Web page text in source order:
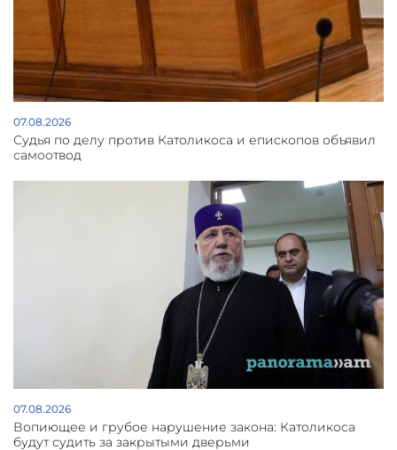
07.08.2026
Судья по делу против Католикоса и епископов объявил
самоотвод
07.08.2026
Вопиющее и грубое нарушение закона: Католикоса
будут судить за закрытыми дверьми